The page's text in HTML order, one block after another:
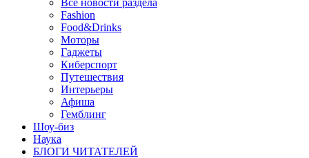
Все новости раздела
Fashion
Food&Drinks
Моторы
Гаджеты
Киберспорт
Путешествия
Интерьеры
Афиша
Гемблинг
Шоу-биз
Наука
БЛОГИ ЧИТАТЕЛЕЙ